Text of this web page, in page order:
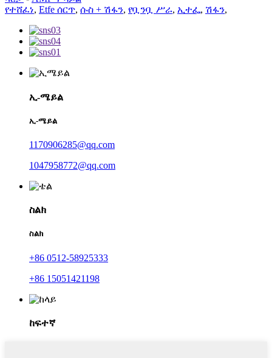
የተሸፈነ, Etfe ሰርጥ, ሱስ + ሽፋን, የቧንቧ ሥራ, ኢተፌ, ሽፋን,
ኢ-ሜይል
ኢ-ሜይል
1170906285@qq.com
1047958772@qq.com
ስልክ
ስልክ
+86 0512-58925333
+86 15051421198
ከፍተኛ